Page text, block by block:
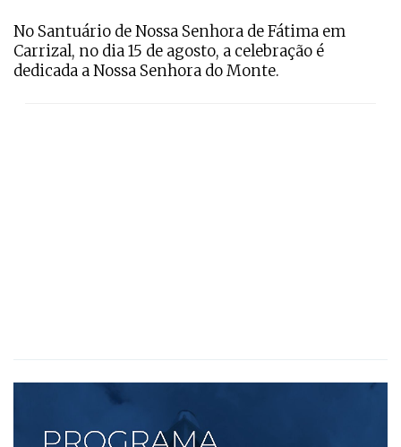
No Santuário de Nossa Senhora de Fátima em
Carrizal, no dia 15 de agosto, a celebração é
dedicada a Nossa Senhora do Monte.